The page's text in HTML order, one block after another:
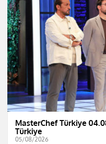
MasterChef Türkiye
Türkiye
05/08/2026